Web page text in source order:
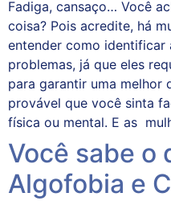
Fadiga, cansaço… Você
coisa? Pois acredite, há
entender como identificar
problemas, já que eles
para garantir uma melhor
provável que você sinta
física ou mental. E as
Você sabe o
Algofobia e